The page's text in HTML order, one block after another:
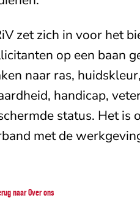
zet zich in voor het
op een baan
naar ras,
handicap,
status. Het is
met de
naar Over ons